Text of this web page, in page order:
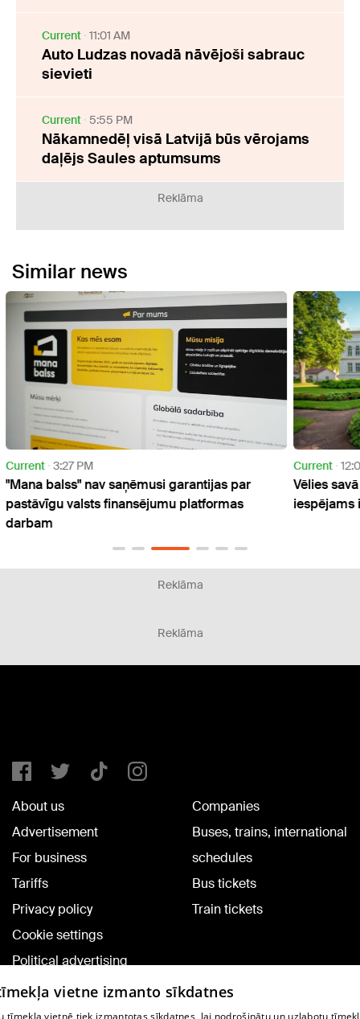
Current 11:01 AM
Auto Ludzas novadā nāvējoši sabrauc
sievieti
Current 5:55 PM
Nākamnedēļ visā Latvijā būs vērojams
daļējs Saules aptumsums
Reklāma
Similar news
Current 12:01 PM
Vēlies savā īpašumā pili? Sestdien izsolē to ir
iespējams iegādāties
par
Reklāma
Reklāma
About us
Advertisement
For business
Tariffs
Privacy policy
Cookie settings
Political advertising
Cookie policy
Commenting terms
Companies
Buses, trains, international
schedules
Bus tickets
Train tickets
vietne izmanto sīkdatnes
tīmekļa vietnē tiek izmantotas sīkdatnes, lai nodrošinātu un uzlabotu